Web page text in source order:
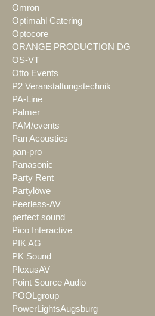
Omron
Optimahl Catering
Optocore
ORANGE PRODUCTION DG
OS-VT
Otto Events
P2 Veranstaltungstechnik
PA-Line
Palmer
PAM/events
Pan Acoustics
pan-pro
Panasonic
Party Rent
Partylöwe
Peerless-AV
perfect sound
Pico Interactive
PIK AG
PK Sound
PlexusAV
Point Source Audio
POOLgroup
PowerLightsAugsburg